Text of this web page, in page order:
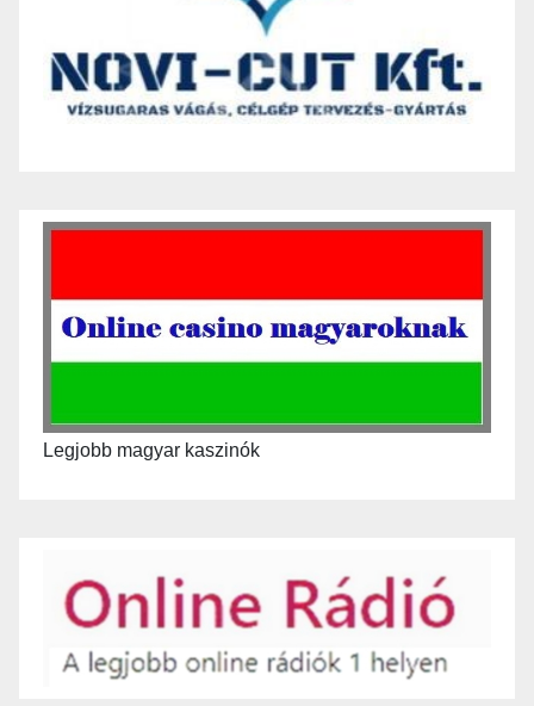
Legjobb magyar kaszinók